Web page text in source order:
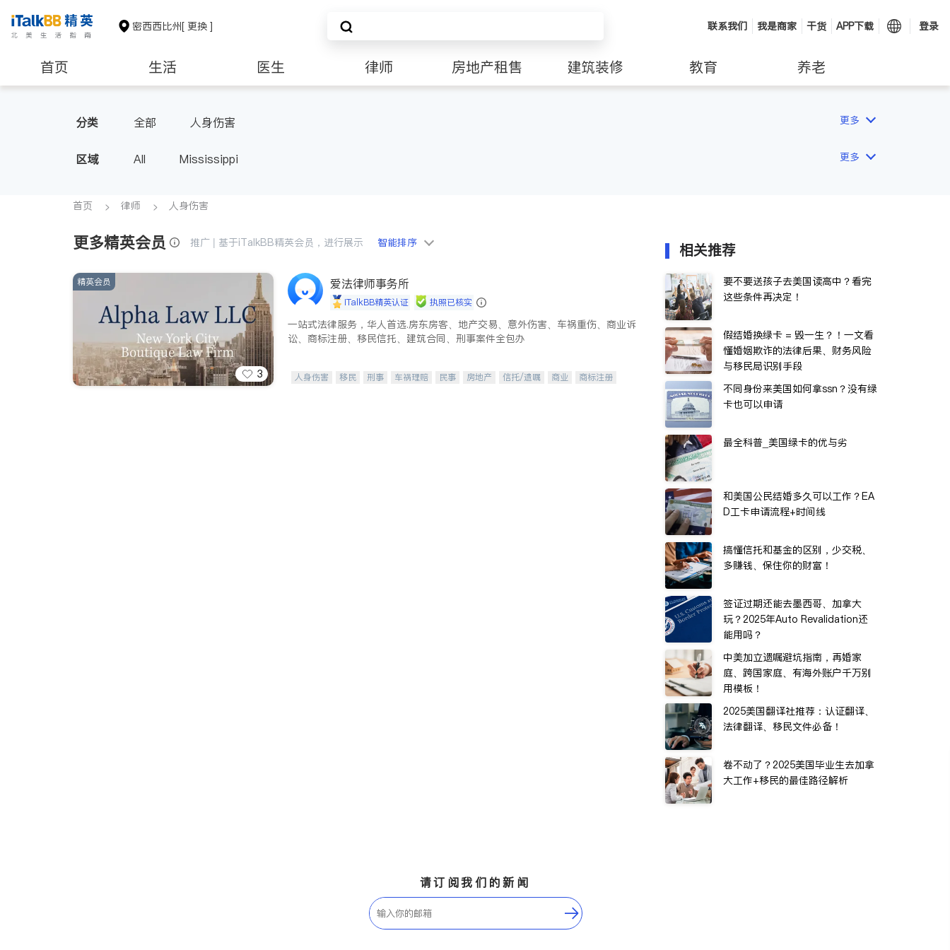
密西西比州[ 更换 ] 联系我们 我是商家 干货 APP下载 登录
首页 生活 医生 律师 房地产租售 建筑装修 教育 养老
分类 全部 人身伤害 更多
区域 All Mississippi 更多
首页 律师 人身伤害
更多精英会员 推广 | 基于iTalkBB精英会员，进行展示 智能排序
3
精英会员 爱法律师事务所
iTalkBB精英认证 执照已核实
一站式法律服务，华人首选.房东房客、地产交易、意外伤害、车祸重伤、商业诉
讼、商标注册、移民信托、建筑合同、刑事案件全包办
人身伤害 移民 刑事 车祸理赔 民事 房地产 信托/遗嘱 商业
商标注册
相关推荐
要不要送孩子去美国读高中？看完
这些条件再决定！
假结婚换绿卡 = 毁一生？！一文看
懂婚姻欺诈的法律后果、财务风险
与移民局识别手段
不同身份来美国如何拿ssn？没有绿
卡也可以申请
最全科普_美国绿卡的优与劣
和美国公民结婚多久可以工作？EA
D工卡申请流程+时间线
搞懂信托和基金的区别，少交税、
多赚钱、保住你的财富！
签证过期还能去墨西哥、加拿大
玩？2025年Auto Revalidation还
能用吗？
中美加立遗嘱避坑指南，再婚家
庭、跨国家庭、有海外账户千万别
用模板！
2025美国翻译社推荐：认证翻译、
法律翻译、移民文件必备！
卷不动了？2025美国毕业生去加拿
大工作+移民的最佳路径解析
请订阅我们的新闻